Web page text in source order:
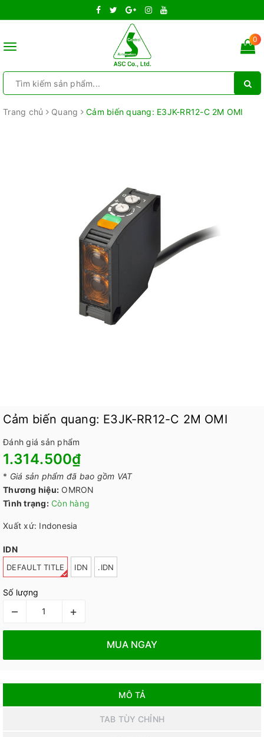
Toggle
0
Trang chủ Quang Cảm biến quang: E3JK-RR12-C 2M OMI
Cảm biến quang: E3JK-RR12-C 2M OMI
Đánh giá sản phẩm
1.314.500₫
* Giá sản phẩm đã bao gồm VAT
Thương hiệu: OMRON
Tình trạng: Còn hàng
Xuất xứ: Indonesia
IDN
DEFAULT TITLE IDN .IDN
Số lượng
– +
MUA NGAY
MÔ TẢ
TAB TÙY CHỈNH